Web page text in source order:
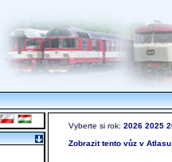
Vyberte si rok: 2026 2025
Zobrazit tento vůz v